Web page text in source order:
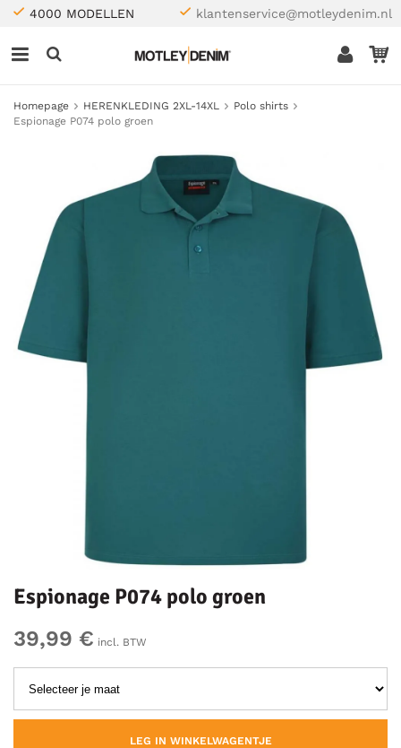
4000 MODELLEN klantenservice@motleydenim.nl
Homepage HERENKLEDING 2XL-14XL
Polo shirts
Espionage P074 polo groen
Espionage P074 polo groen
39,99 € incl. BTW
LEG IN WINKELWAGENTJE